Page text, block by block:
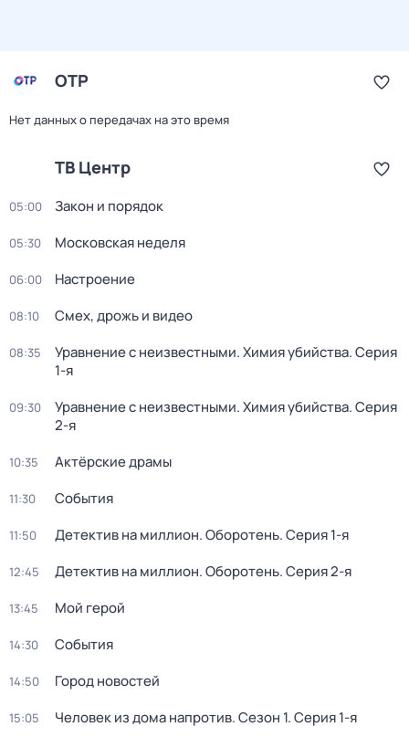
ОТР
Нет данных о передачах на это время
ТВ Центр
05:00 Закон и порядок
05:30 Московская неделя
06:00 Настроение
08:10 Смех, дрожь и видео
08:35 Уравнение с неизвестными. Химия убийства. Серия
1-я
09:30 Уравнение с неизвестными. Химия убийства. Серия
2-я
10:35 Актёрские драмы
11:30 События
11:50 Детектив на миллион. Оборотень. Серия 1-я
12:45 Детектив на миллион. Оборотень. Серия 2-я
13:45 Мой герой
14:30 События
14:50 Город новостей
15:05 Человек из дома напротив. Сезон 1. Серия 1-я